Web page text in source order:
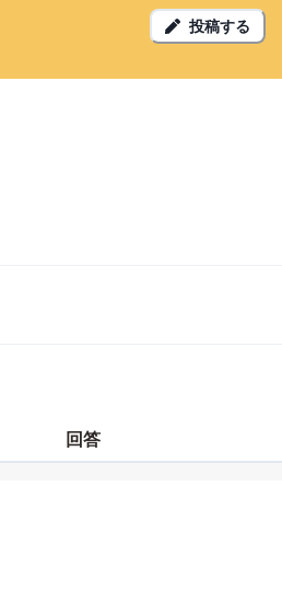
投稿する
回答